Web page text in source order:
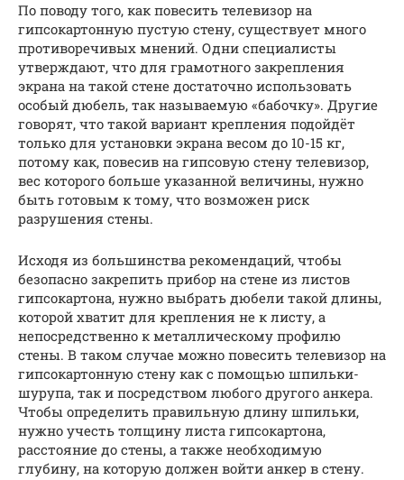
По поводу того, как повесить телевизор на
гипсокартонную пустую стену, существует много
противоречивых мнений. Одни специалисты
утверждают, что для грамотного закрепления
экрана на такой стене достаточно использовать
особый дюбель, так называемую «бабочку». Другие
говорят, что такой вариант крепления подойдёт
только для установки экрана весом до 10-15 кг,
потому как, повесив на гипсовую стену телевизор,
вес которого больше указанной величины, нужно
быть готовым к тому, что возможен риск
разрушения стены.
Исходя из большинства рекомендаций, чтобы
безопасно закрепить прибор на стене из листов
гипсокартона, нужно выбрать дюбели такой длины,
которой хватит для крепления не к листу, а
непосредственно к металлическому профилю
стены. В таком случае можно повесить телевизор на
гипсокартонную стену как с помощью шпильки-
шурупа, так и посредством любого другого анкера.
Чтобы определить правильную длину шпильки,
нужно учесть толщину листа гипсокартона,
расстояние до стены, а также необходимую
глубину, на которую должен войти анкер в стену.